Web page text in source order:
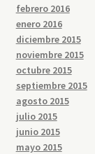
febrero 2016
enero 2016
diciembre 2015
noviembre 2015
octubre 2015
septiembre 2015
agosto 2015
julio 2015
junio 2015
mayo 2015